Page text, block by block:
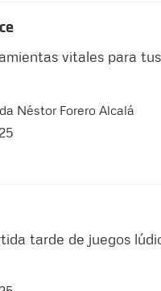
vitales para
Néstor Forero Alcalá
tarde de juegos